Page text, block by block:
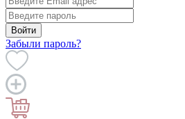
Войти
Забыли пароль?